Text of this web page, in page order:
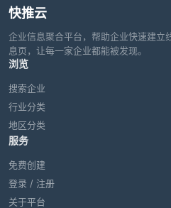
快推云
企业信息聚合平台，帮助企业快速建立
息页，让每一家企业都能被发现。
浏览
搜索企业
行业分类
地区分类
服务
免费创建
登录 / 注册
关于平台